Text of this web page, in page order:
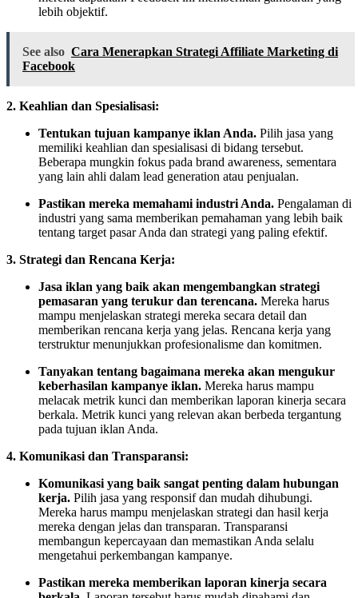
lebih objektif.
See also Cara Menerapkan Strategi Affiliate Marketing di
Facebook
2. Keahlian dan Spesialisasi:
Tentukan tujuan kampanye iklan Anda. Pilih jasa yang
memiliki keahlian dan spesialisasi di bidang tersebut.
Beberapa mungkin fokus pada brand awareness, sementara
yang lain ahli dalam lead generation atau penjualan.
Pastikan mereka memahami industri Anda. Pengalaman di
industri yang sama memberikan pemahaman yang lebih baik
tentang target pasar Anda dan strategi yang paling efektif.
3. Strategi dan Rencana Kerja:
Jasa iklan yang baik akan mengembangkan strategi
pemasaran yang terukur dan terencana. Mereka harus
mampu menjelaskan strategi mereka secara detail dan
memberikan rencana kerja yang jelas. Rencana kerja yang
terstruktur menunjukkan profesionalisme dan komitmen.
Tanyakan tentang bagaimana mereka akan mengukur
keberhasilan kampanye iklan. Mereka harus mampu
melacak metrik kunci dan memberikan laporan kinerja secara
berkala. Metrik kunci yang relevan akan berbeda tergantung
pada tujuan iklan Anda.
4. Komunikasi dan Transparansi:
Komunikasi yang baik sangat penting dalam hubungan
kerja. Pilih jasa yang responsif dan mudah dihubungi.
Mereka harus mampu menjelaskan strategi dan hasil kerja
mereka dengan jelas dan transparan. Transparansi
membangun kepercayaan dan memastikan Anda selalu
mengetahui perkembangan kampanye.
Pastikan mereka memberikan laporan kinerja secara